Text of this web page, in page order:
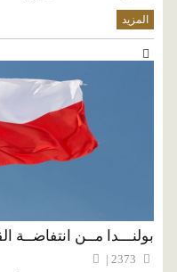
المزيد
بولنـــدا مــن انتفاضــة